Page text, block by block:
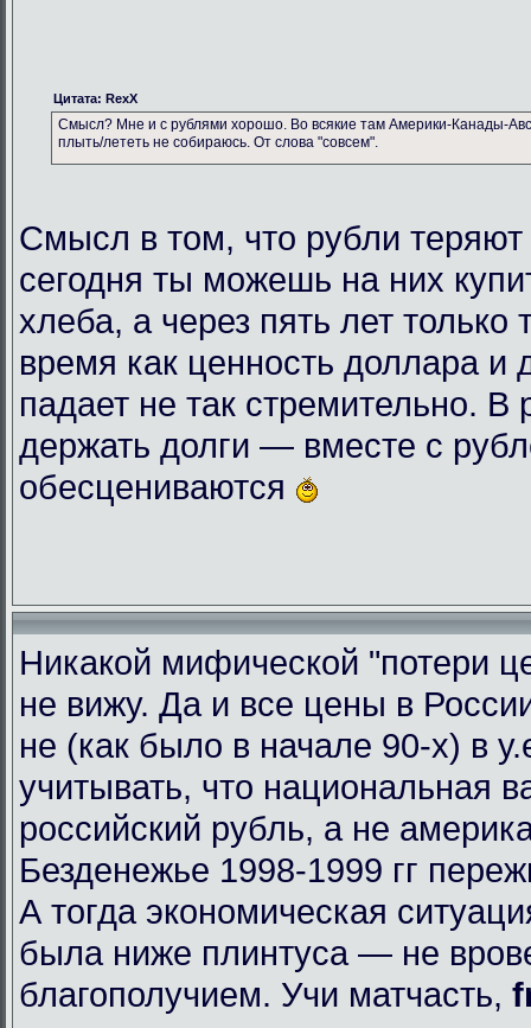
Цитата: RexX
Смысл? Мне и с рублями хорошо. Во всякие там Америки-Канады-
плыть/лететь не собираюсь. От слова "совсем".
Смысл в том, что рубли теряют
сегодня ты можешь на них
хлеба, а через пять лет только
время как ценность доллара и
падает не так стремительно. В
держать долги — вместе с
обесцениваются
Никакой мифической "потери
не вижу. Да и все цены в
не (как было в начале 90-х) в
учитывать, что национальная
российский рубль, а не
Безденежье 1998-1999 гг
А тогда экономическая
была ниже плинтуса — не
благополучием. Учи матчасть,